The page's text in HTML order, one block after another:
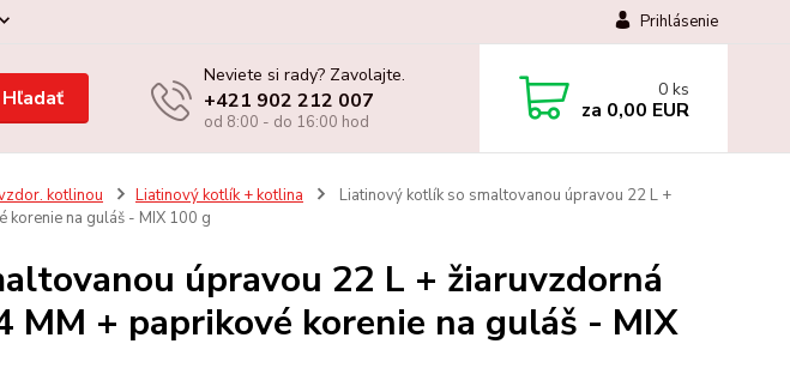
Prihlásenie
Hľadať
Neviete si rady? Zavolajte.
+421 902 212 007
od 8:00 - do 16:00 hod
0 ks
za 0,00 EUR
kotlinou Liatinový kotlík + kotlina
Liatinový kotlík so smaltovanou úpravou 22 L +
korenie na guláš - MIX 100 g
úpravou 22 L + žiaruvzdorná
MM + paprikové korenie na guláš - MIX